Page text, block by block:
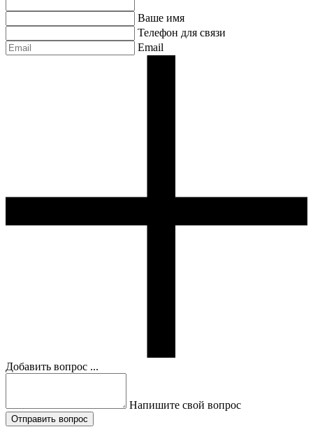
Ваше имя
Телефон для связи
Email
Добавить вопрос ...
Напишите свой вопрос
Отправить вопрос